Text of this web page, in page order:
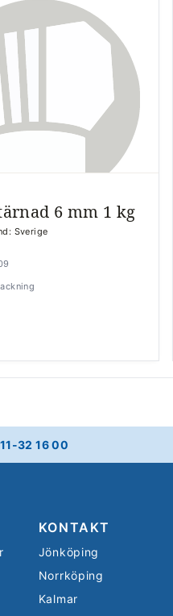
6 mm 1 kg
Sverige
32 16 00
KONTAKT
Jönköping
Norrköping
Kalmar